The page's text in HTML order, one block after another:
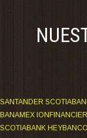
SANTANDER
BANAMEX
SCOTIABANK